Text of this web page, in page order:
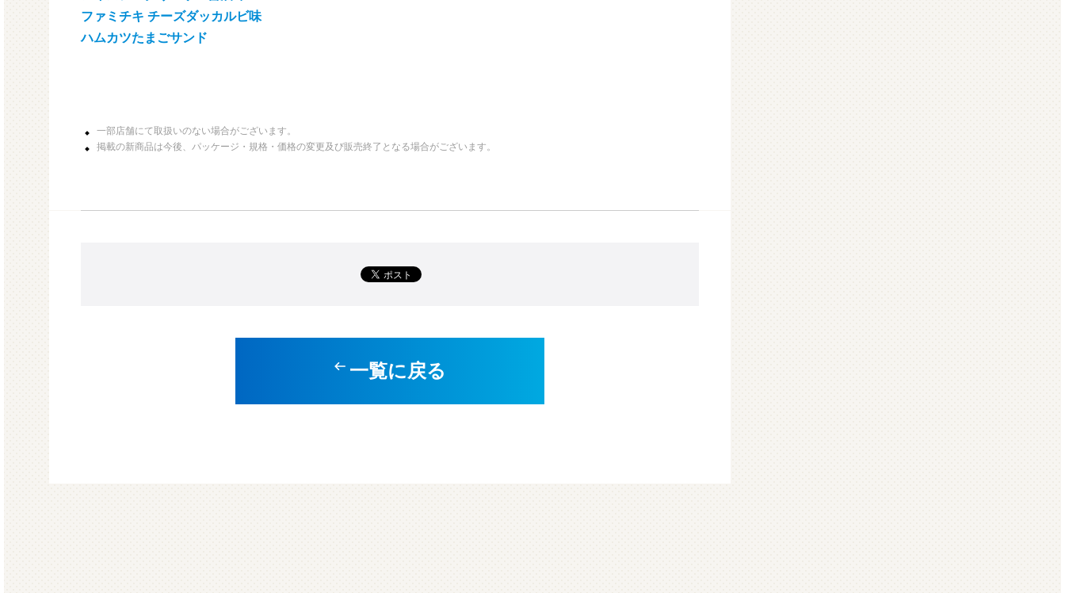
ファミチキ チーズダッカルビ味
ハムカツたまごサンド
一部店舗にて取扱いのない場合がございます。
掲載の新商品は今後、パッケージ・規格・価格の変更及び販売終了となる場合がございます。
一覧に戻る